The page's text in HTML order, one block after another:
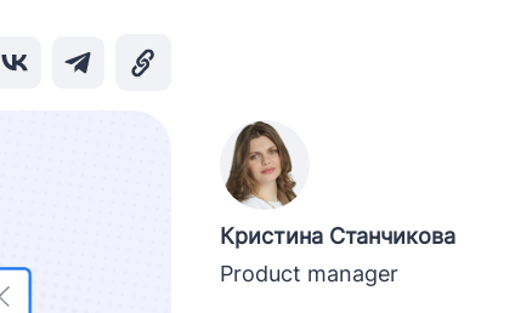
Кристина Станчикова
Product manager